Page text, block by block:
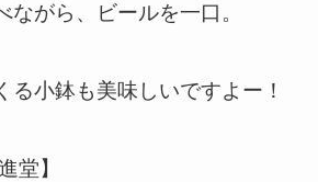
ながら、ビールを一口。
る小鉢も美味しいですよー！
堂】